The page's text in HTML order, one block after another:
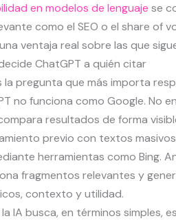
en modelos de lenguaje se
como el SEO o el share of
ventaja real sobre las que
ChatGPT a quién citar
la pregunta que más importa
no funciona como Google. No
resultados de forma
previo con textos
herramientas como Bing.
fragmentos relevantes y
contexto y utilidad.
IA busca, en términos simples,